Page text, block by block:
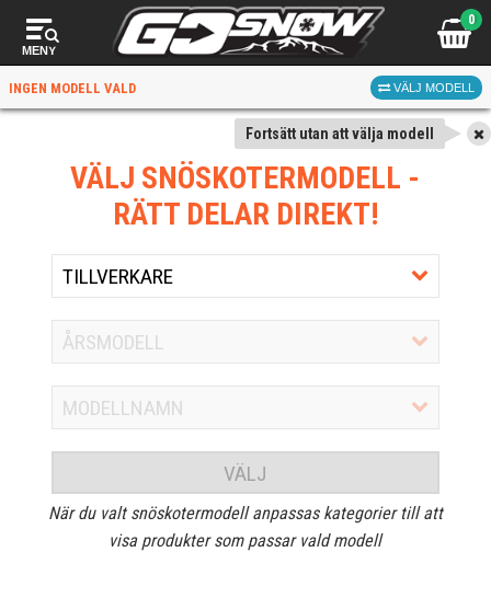
MENY
0
INGEN MODELL VALD VÄLJ MODELL
Fortsätt utan att välja modell
VÄLJ SNÖSKOTERMODELL -
RÄTT DELAR DIREKT!
VÄLJ
När du valt snöskotermodell anpassas kategorier till att
visa produkter som passar vald modell